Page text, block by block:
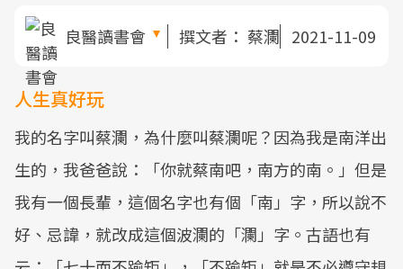
良醫讀書會 撰文者： 蔡瀾 2021-11-09
人生真好玩
我的名字叫蔡瀾，為什麼叫蔡瀾呢？因為我是南洋出
生的，我爸爸說：「你就蔡南吧，南方的南。」但是
我有一個長輩，這個名字也有個「南」字，所以說不
好、忌諱，就改成這個波瀾的「瀾」字。古語也有